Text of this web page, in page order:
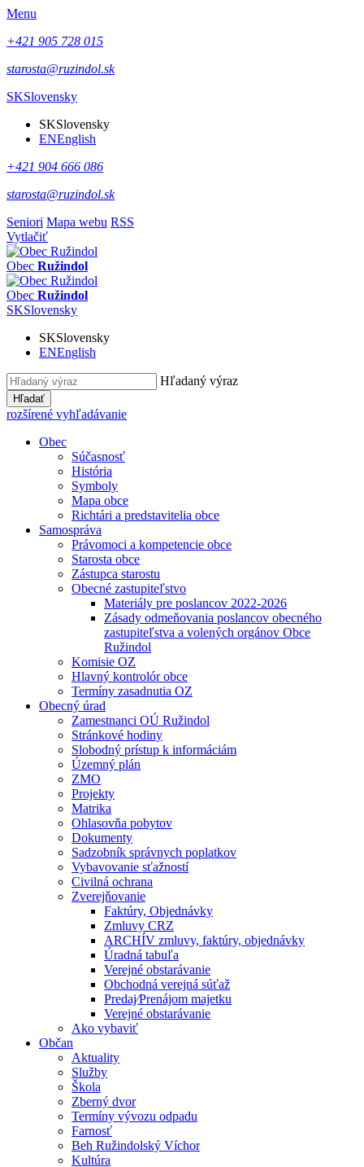
Menu
+421 905 728 015
starosta@ruzindol.sk
SKSlovensky
SKSlovensky
ENEnglish
+421 904 666 086
starosta@ruzindol.sk
Seniori Mapa webu RSS
Vytlačiť
Obec Ružindol
Obec Ružindol
SKSlovensky
SKSlovensky
ENEnglish
Hľadaný výraz
Hľadať
rozšírené vyhľadávanie
Obec
Súčasnosť
História
Symboly
Mapa obce
Richtári a predstavitelia obce
Samospráva
Právomoci a kompetencie obce
Starosta obce
Zástupca starostu
Obecné zastupiteľstvo
Materiály pre poslancov 2022-2026
Zásady odmeňovania poslancov obecného
zastupiteľstva a volených orgánov Obce
Ružindol
Komisie OZ
Hlavný kontrolór obce
Termíny zasadnutia OZ
Obecný úrad
Zamestnanci OÚ Ružindol
Stránkové hodiny
Slobodný prístup k informáciám
Územný plán
ZMO
Projekty
Matrika
Ohlasovňa pobytov
Dokumenty
Sadzobník správnych poplatkov
Vybavovanie sťažností
Civilná ochrana
Zverejňovanie
Faktúry, Objednávky
Zmluvy CRZ
ARCHÍV zmluvy, faktúry, objednávky
Úradná tabuľa
Verejné obstarávanie
Obchodná verejná súťaž
Predaj⁄Prenájom majetku
Verejné obstarávanie
Ako vybaviť
Občan
Aktuality
Služby
Škola
Zberný dvor
Termíny vývozu odpadu
Farnosť
Beh Ružindolský Víchor
Kultúra